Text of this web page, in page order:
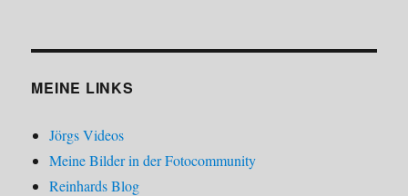
MEINE LINKS
Jörgs Videos
Meine Bilder in der Fotocommunity
Reinhards Blog